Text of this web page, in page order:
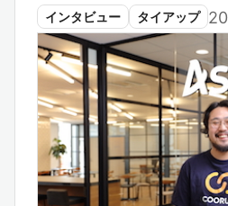
インタビュー タイアップ